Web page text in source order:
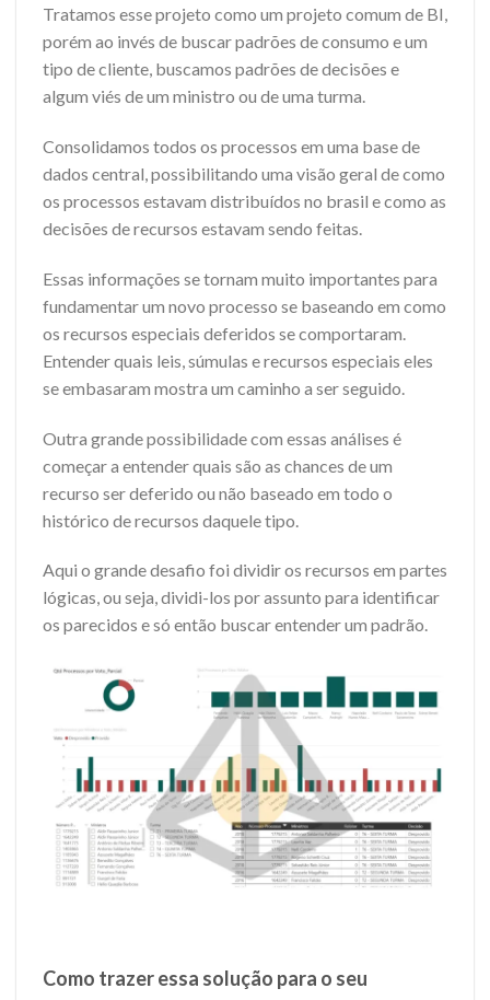
Tratamos esse projeto como um projeto comum de BI,
porém ao invés de buscar padrões de consumo e um
tipo de cliente, buscamos padrões de decisões e
algum viés de um ministro ou de uma turma.
Consolidamos todos os processos em uma base de
dados central, possibilitando uma visão geral de como
os processos estavam distribuídos no brasil e como as
decisões de recursos estavam sendo feitas.
Essas informações se tornam muito importantes para
fundamentar um novo processo se baseando em como
os recursos especiais deferidos se comportaram.
Entender quais leis, súmulas e recursos especiais eles
se embasaram mostra um caminho a ser seguido.
Outra grande possibilidade com essas análises é
começar a entender quais são as chances de um
recurso ser deferido ou não baseado em todo o
histórico de recursos daquele tipo.
Aqui o grande desafio foi dividir os recursos em partes
lógicas, ou seja, dividi-los por assunto para identificar
os parecidos e só então buscar entender um padrão.
Como trazer essa solução para o seu